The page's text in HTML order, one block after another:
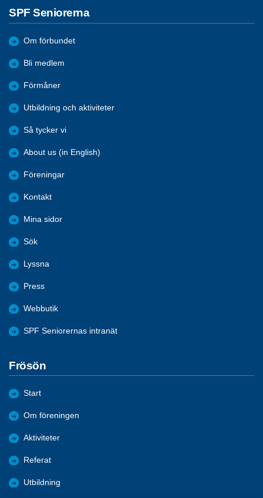
SPF Seniorerna
Om förbundet
Bli medlem
Förmåner
Utbildning och aktiviteter
Så tycker vi
About us (in English)
Föreningar
Kontakt
Mina sidor
Sök
Lyssna
Press
Webbutik
SPF Seniorernas intranät
Frösön
Start
Om föreningen
Aktiviteter
Referat
Utbildning